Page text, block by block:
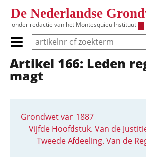
De Nederlandse
onder redactie van het Montesquieu Instituut
Primair menu tonen/verbergen
Hoofdnavigatie
Artikel 166: Leden
magt
Grondwet van 1887
Vijfde Hoofdstuk. Van de
Tweede Afdeeling. Van de